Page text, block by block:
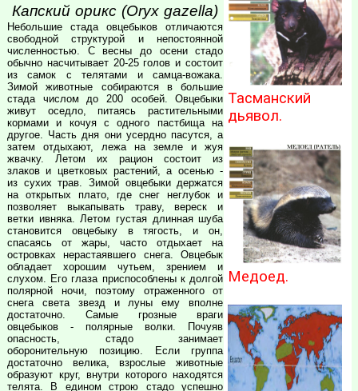
Капский орикс (Oryx gazella)
Небольшие стада овцебыков отличаются
свободной структурой и непостоянной
численностью. С весны до осени стадо
обычно насчитывает 20-25 голов и состоит
из самок с телятами и самца-вожака.
Зимой животные собираются в большие
стада числом до 200 особей. Овцебыки
живут оседло, питаясь растительными
кормами и кочуя с одного пастбища на
другое. Часть дня они усердно пасутся, а
затем отдыхают, лежа на земле и жуя
жвачку. Летом их рацион состоит из
злаков и цветковых растений, а осенью -
из сухих трав. Зимой овцебыки держатся
на открытых плато, где снег неглубок и
позволяет выкапывать траву, вереск и
ветки ивняка. Летом густая длинная шуба
становится овцебыку в тягость, и он,
спасаясь от жары, часто отдыхает на
островках нерастаявшего снега. Овцебык
обладает хорошим чутьем, зрением и
слухом. Его глаза приспособлены к долгой
полярной ночи, поэтому отраженного от
снега света звезд и луны ему вполне
достаточно. Самые грозные враги
овцебыков - полярные волки. Почуяв
опасность, стадо занимает
оборонительную позицию. Если группа
достаточно велика, взрослые животные
образуют круг, внутри которого находятся
телята. В едином строю стадо успешно
Тасманский
дьявол.
Медоед.